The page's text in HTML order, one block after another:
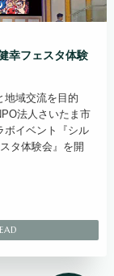
幸フェスタ体験
地域交流を目的
法人さいたま市
ボイベント『シル
タ体験会』を開